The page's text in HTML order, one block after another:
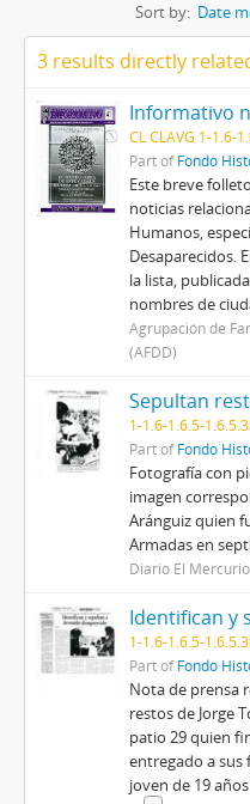
Sort by: Date
3 results directly
CL CLAVG 1-1.6-
Part ofFondo
Este breve
noticias
Humanos,
Desaparecidos.
la lista,
nombres de
Agrupación de
(AFDD)
1-1.6-1.6.5-
Part ofFondo
Fotografía con
imagen
Aránguiz quien
Armadas en
Diario El Mercurio
1-1.6-1.6.5-
Part ofFondo
Nota de prensa
restos de Jorge
patio 29 quien
entregado a sus
joven de 19